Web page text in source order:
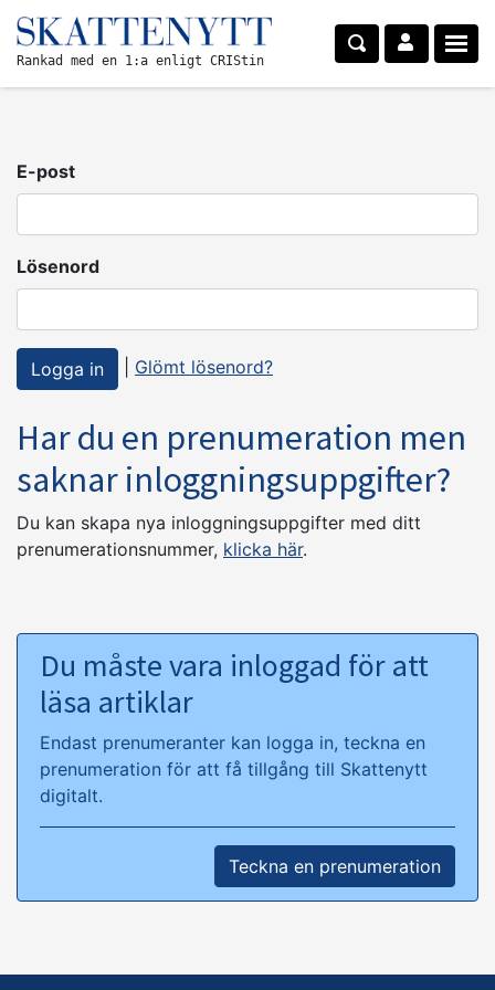
Rankad med en 1:a enligt CRIStin
E-post
Lösenord
Glömt lösenord?
Har du en prenumeration men
saknar inloggningsuppgifter?
Du kan skapa nya inloggningsuppgifter med ditt
prenumerationsnummer, klicka här.
Du måste vara inloggad för att
läsa artiklar
Endast prenumeranter kan logga in, teckna en
prenumeration för att få tillgång till Skattenytt
digitalt.
Teckna en prenumeration